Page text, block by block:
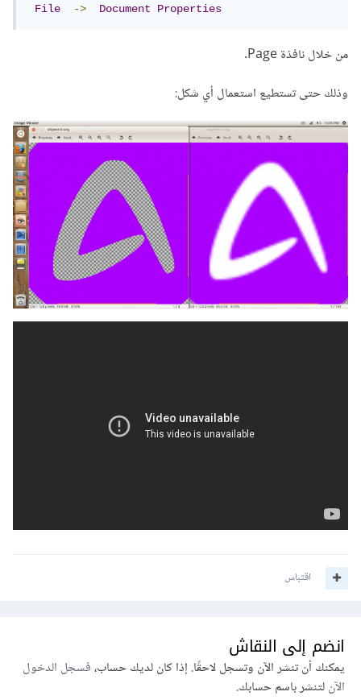
File -> Document Properties
من خلال نافذة Page.
وذلك حتى تستطيع استعمال أي شكل:
اقتباس
انضم إلى النقاش
يمكنك أن تنشر الآن وتسجل لاحقًا. إذا كان لديك حساب،فسجل الدخول
الآنلتنشر باسم حسابك.